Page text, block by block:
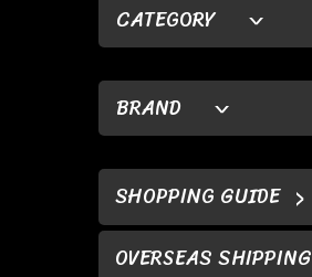
CATEGORY
BRAND
SHOPPING GUIDE
OVERSEAS SHIPPING